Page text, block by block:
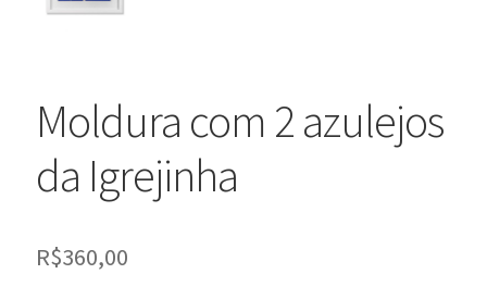
Moldura com 2 azulejos
da Igrejinha
R$360,00